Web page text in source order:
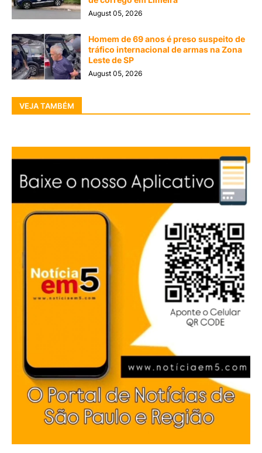
August 05, 2026
Homem de 69 anos é preso suspeito de
tráfico internacional de armas na Zona
Leste de SP
August 05, 2026
VEJA TAMBÉM